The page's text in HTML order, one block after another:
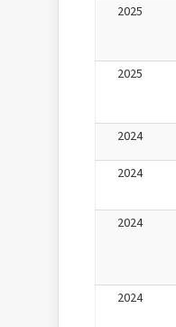
2025
2025
2024
2024
2024
2024